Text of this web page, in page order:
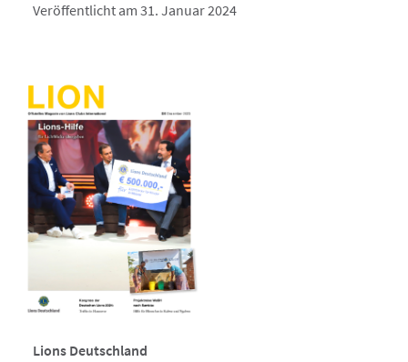
Veröffentlicht am 31. Januar 2024
Lions Deutschland